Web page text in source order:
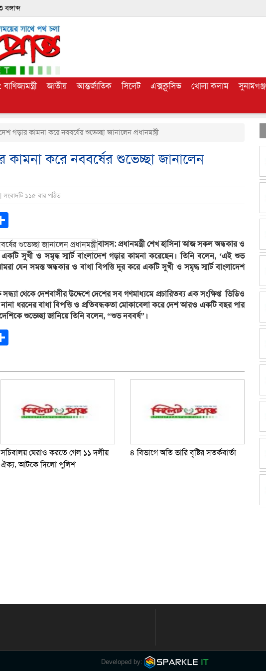
জাতীয় আন্তর্জাতিক সিলেট এক্সক্লুসিভ খোলা কলাম সুনামগঞ্জ
গড়ার কামনা করে নববর্ষের শুভেচ্ছা জানালেন প্রধানমন্ত্রী
কামনা করে নববর্ষের শুভেচ্ছা জানালেন
১১৫ বার পঠিত
বাসস: প্রধানমন্ত্রী শেখ হাসিনা আজ সকল অন্ধকার ও
সুখী ও সমৃদ্ধ স্মার্ট বাংলাদেশ গড়ার কামনা করেছেন। তিনি বলেন, ‘এই শুভ
যেন সমস্ত অন্ধকার ও বাধা বিপত্তি দূর করে একটি সুখী ও সমৃদ্ধ স্মার্ট বাংলাদেশ
থেকে দেশবাসীর উদ্দেশে দেশের সব গণমাধ্যমে প্রচারিতব্য এক সংক্ষিপ্ত ভিডিও
নানা ধরনের বাধা বিপত্তি ও প্রতিবন্ধকতা মোকাবেলা করে দেশ আরও একটি বছর পার
শুভেচ্ছা জানিয়ে তিনি বলেন, “শুভ নববর্ষ”।
সচিবালয় ঘেরাও করতে গেল ১১ দলীয়
ঐক্য, আটকে দিলো পুলিশ
৪ বিভাগে অতি ভারি বৃষ্টির সতর্কবার্তা
Developed by: